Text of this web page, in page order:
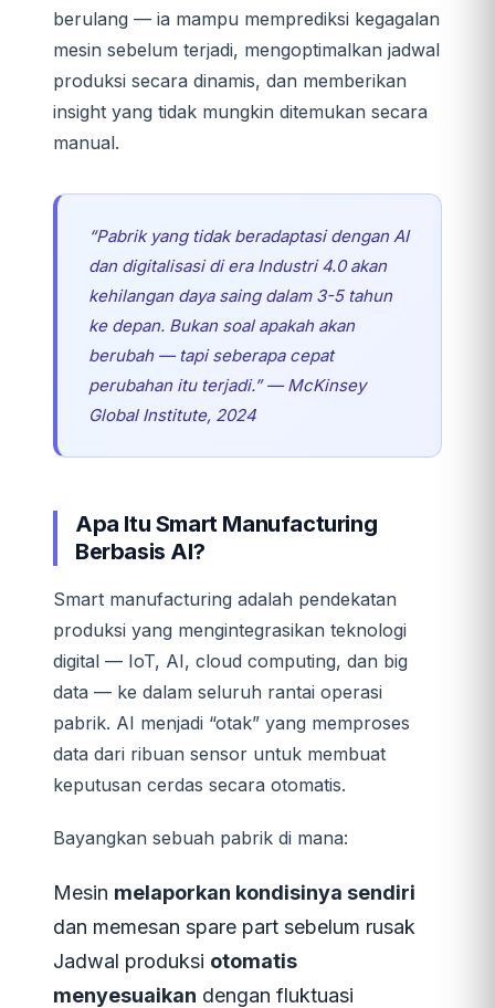
berulang — ia mampu memprediksi kegagalan
mesin sebelum terjadi, mengoptimalkan jadwal
produksi secara dinamis, dan memberikan
insight yang tidak mungkin ditemukan secara
manual.
“Pabrik yang tidak beradaptasi dengan AI
dan digitalisasi di era Industri 4.0 akan
kehilangan daya saing dalam 3-5 tahun
ke depan. Bukan soal apakah akan
berubah — tapiseberapa cepat
perubahan itu terjadi.” — McKinsey
Global Institute, 2024
Apa Itu Smart Manufacturing
Berbasis AI?
Smart manufacturing adalah pendekatan
produksi yang mengintegrasikan teknologi
digital — IoT, AI, cloud computing, dan big
data — ke dalam seluruh rantai operasi
pabrik. AI menjadi “otak” yang memproses
data dari ribuan sensor untuk membuat
keputusan cerdas secara otomatis.
Bayangkan sebuah pabrik di mana:
Mesin melaporkan kondisinya sendiri
dan memesan spare part sebelum rusak
Jadwal produksi otomatis
menyesuaikan dengan fluktuasi